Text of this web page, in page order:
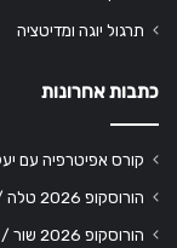
תרגול יוגה ומדיטציה
כתבות אחרונות
קורס אפיטרפיה עם
הורוסקופ 2026 טלה / תחזית אסטרולוגיה שנתית מזל טלה